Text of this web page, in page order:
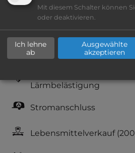
Ausstattung:
Lage: schön
Lärmbelästigung
Stromanschluss
Lebensmittelverkauf
Mit diesem Schalter können
oder deaktivieren.
Ich lehne
ab
Ausgewählte
akzeptieren